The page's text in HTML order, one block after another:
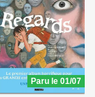
Paru le 01/07